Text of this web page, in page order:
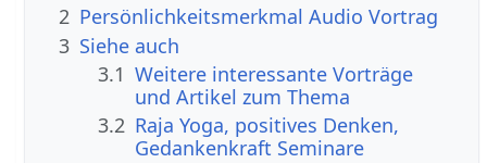
2 Persönlichkeitsmerkmal Audio Vortrag
3 Siehe auch
3.1 Weitere interessante Vorträge
und Artikel zum Thema
3.2 Raja Yoga, positives Denken,
Gedankenkraft Seminare